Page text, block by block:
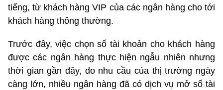
tiếng, từ khách hàng VIP của các ngân hàng cho tới
khách hàng thông thường.
Trước đây, việc chọn số tài khoản cho khách hàng
được các ngân hàng thực hiện ngẫu nhiên nhưng
thời gian gần đây, do nhu cầu của thị trường ngày
càng lớn, nhiều ngân hàng đã có dịch vụ mở số tài